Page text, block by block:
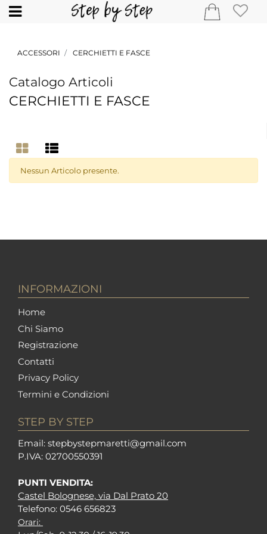
Open
ACCESSORI CERCHIETTI E FASCE
Catalogo Articoli
CERCHIETTI E FASCE
Nessun Articolo presente.
INFORMAZIONI
Home
Chi Siamo
Registrazione
Contatti
Privacy Policy
Termini e Condizioni
STEP BY STEP
Email: stepbystepmaretti@gmail.com
P.IVA: 02700550391
PUNTI VENDITA:
Castel Bolognese, via Dal Prato 20
Telefono: 0546 656823
Orari: